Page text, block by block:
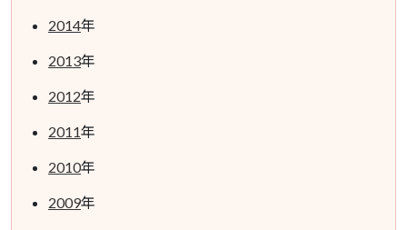
2014年
2013年
2012年
2011年
2010年
2009年